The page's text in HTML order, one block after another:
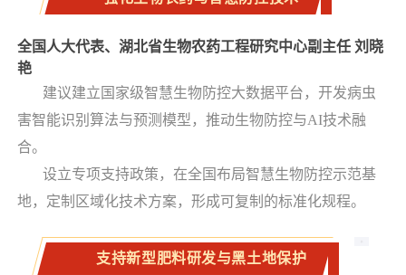
全国人大代表、湖北省生物农药工程研究中心副主任 刘晓
艳
建议建立国家级智慧生物防控大数据平台，开发病虫
害智能识别算法与预测模型，推动生物防控与AI技术融
合。
设立专项支持政策，在全国布局智慧生物防控示范基
地，定制区域化技术方案，形成可复制的标准化规程。
支持新型肥料研发与黑土地保护